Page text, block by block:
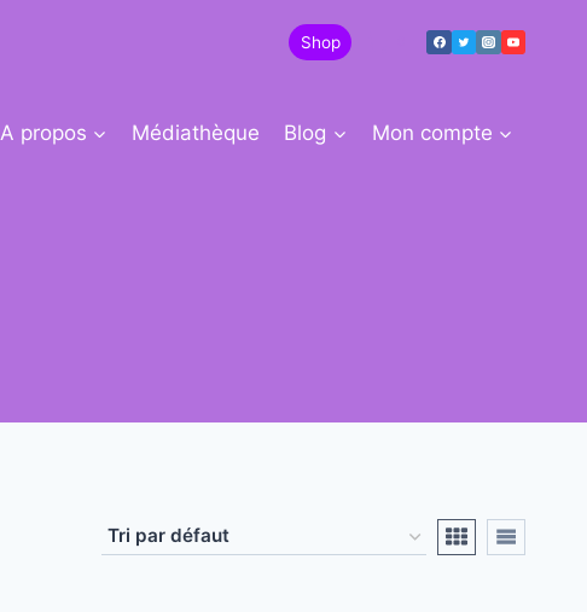
Shop
A propos Médiathèque Blog Mon compte